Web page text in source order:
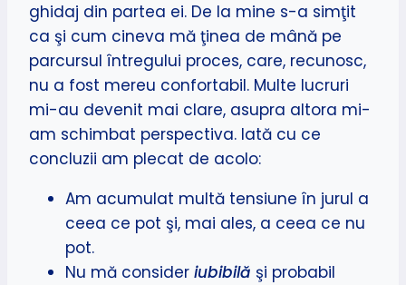
ghidaj din partea ei. De la mine s-a simţit
ca şi cum cineva mă ţinea de mână pe
parcursul întregului proces, care, recunosc,
nu a fost mereu confortabil. Multe lucruri
mi-au devenit mai clare, asupra altora mi-
am schimbat perspectiva. Iată cu ce
concluzii am plecat de acolo:
Am acumulat multă tensiune în jurul a
ceea ce pot şi, mai ales, a ceea ce nu
pot.
Nu mă consider iubibilă şi probabil